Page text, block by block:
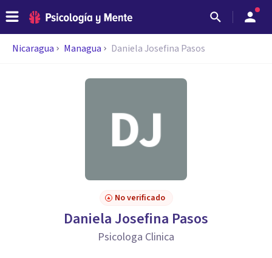
Nicaragua Managua Daniela Josefina Pasos
No verificado
Daniela Josefina Pasos
Psicologa Clinica